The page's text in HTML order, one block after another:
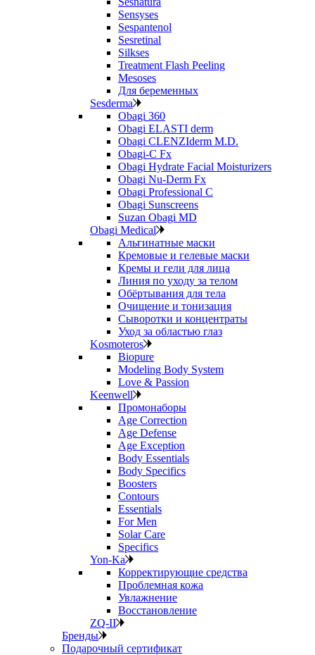
Sensyses
Sespantenol
Sesretinal
Silkses
Treatment Flash Peeling
Mesoses
Для беременных
Sesderma
Obagi 360
Obagi ELASTI derm
Obagi CLENZIderm M.D.
Obagi-C Fx
Obagi Hydrate Facial Moisturizers
Obagi Nu-Derm Fx
Obagi Professional C
Obagi Sunscreens
Suzan Obagi MD
Obagi Medical
Альгинатные маски
Кремовые и гелевые маски
Кремы и гели для лица
Линия по уходу за телом
Обёртывания для тела
Очищение и тонизация
Сыворотки и концентраты
Уход за областью глаз
Kosmoteros
Biopure
Modeling Body System
Love & Passion
Keenwell
Промонаборы
Age Correction
Age Defense
Age Exception
Body Essentials
Body Specifics
Boosters
Contours
Essentials
For Men
Solar Care
Specifics
Yon-Ka
Корректирующие средства
Проблемная кожа
Увлажнение
Восстановление
ZQ-II
Бренды
Подарочный сертификат